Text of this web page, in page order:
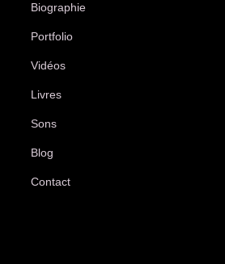
Biographie
Portfolio
Vidéos
Livres
Sons
Blog
Contact